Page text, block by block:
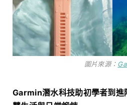
圖片來源：
Garmin潛水科技助初學者到進